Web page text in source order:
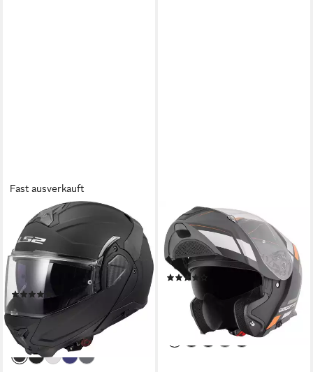
Fast ausverkauft
Motorradhelm FF910 Advant
II Klapphelm, vorbereitet für
Kommunikationssystem,Notfallsystem-
Polsterung (EQ
(4)
ab 283,48 € 339,00 €
lieferbar - in 3-4 Werktagen bei dir
BOGOTTO
Motorradhelm FF403 Murata
Klapphelm, integriertes
Sonnenvisier
84,50 €
lieferbar - in 3-4 Werktagen bei dir